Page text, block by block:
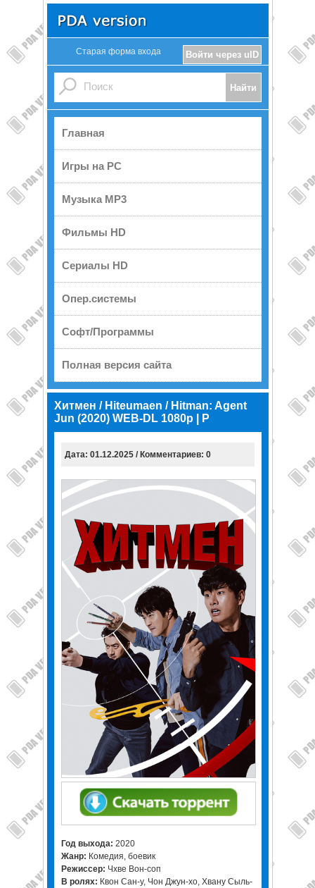
Войти через uID
Старая форма входа
Главная
Игры на PC
Музыка MP3
Фильмы HD
Сериалы HD
Опер.системы
Софт/Программы
Полная версия сайта
Хитмен / Hiteumaen / Hitman: Agent
Jun (2020) WEB-DL 1080p | P
Дата: 01.12.2025 / Комментариев: 0
Год выхода: 2020
Жанр: Комедия, боевик
Режиссер: Чхве Вон-соп
В ролях: Квон Сан-у, Чон Джун-хо, Хвану Сыль-